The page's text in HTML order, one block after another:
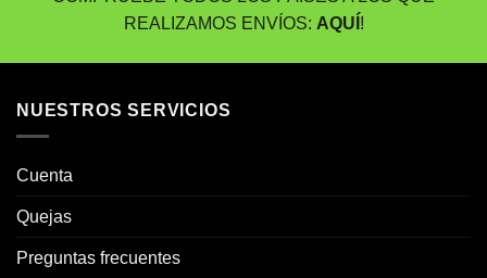
REALIZAMOS ENVÍOS: AQUÍ !
NUESTROS SERVICIOS
Cuenta
Quejas
Preguntas frecuentes